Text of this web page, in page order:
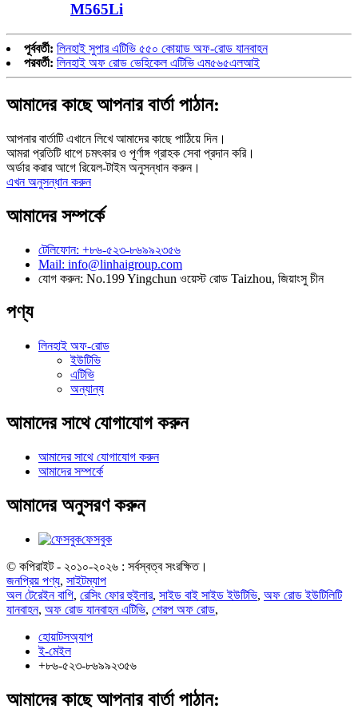
M565Li
পূর্ববর্তী: লিনহাই সুপার এটিভি ৫৫০ কোয়াড অফ-রোড যানবাহন
পরবর্তী: লিনহাই অফ রোড ভেহিকেল এটিভি এম৫৬৫এলআই
আমাদের কাছে আপনার বার্তা পাঠান:
আপনার বার্তাটি এখানে লিখে আমাদের কাছে পাঠিয়ে দিন।
আমরা প্রতিটি ধাপে চমৎকার ও পূর্ণাঙ্গ গ্রাহক সেবা প্রদান করি।
অর্ডার করার আগে রিয়েল-টাইম অনুসন্ধান করুন।
এখন অনুসন্ধান করুন
আমাদের সম্পর্কে
টেলিফোন: +৮৬-৫২৩-৮৬৯৯২৩৫৬
Mail: info@linhaigroup.com
যোগ করুন: No.199 Yingchun ওয়েস্ট রোড Taizhou, জিয়াংসু চীন
পণ্য
লিনহাই অফ-রোড
ইউটিভি
এটিভি
অন্যান্য
আমাদের সাথে যোগাযোগ করুন
আমাদের সাথে যোগাযোগ করুন
আমাদের সম্পর্কে
আমাদের অনুসরণ করুন
ফেসবুক
© কপিরাইট - ২০১০-২০২৬ : সর্বস্বত্ব সংরক্ষিত।
জনপ্রিয় পণ্য, সাইটম্যাপ
অল টেরেইন বাগি, রেসিং ফোর হুইলার, সাইড বাই সাইড ইউটিভি, অফ রোড ইউটিলিটি
যানবাহন, অফ রোড যানবাহন এটিভি, শেরপ অফ রোড,
হোয়াটসঅ্যাপ
ই-মেইল
+৮৬-৫২৩-৮৬৯৯২৩৫৬
আমাদের কাছে আপনার বার্তা পাঠান: